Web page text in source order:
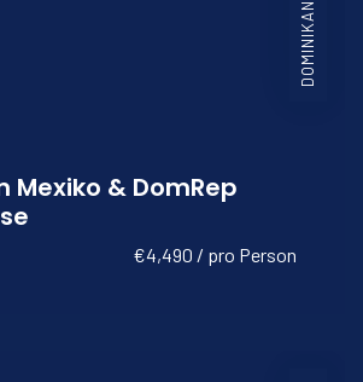
Mexiko & DomRep
€4,490 / pro Person